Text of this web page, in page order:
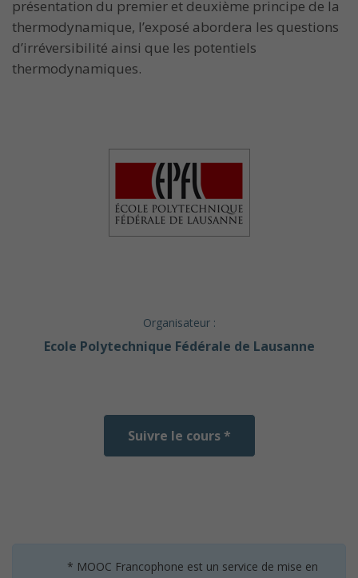
présentation du premier et deuxième principe de la
thermodynamique, l’exposé abordera les questions
d’irréversibilité ainsi que les potentiels
thermodynamiques.
Organisateur :
Ecole Polytechnique Fédérale de Lausanne
Suivre le cours *
* MOOC Francophone est un service de mise en